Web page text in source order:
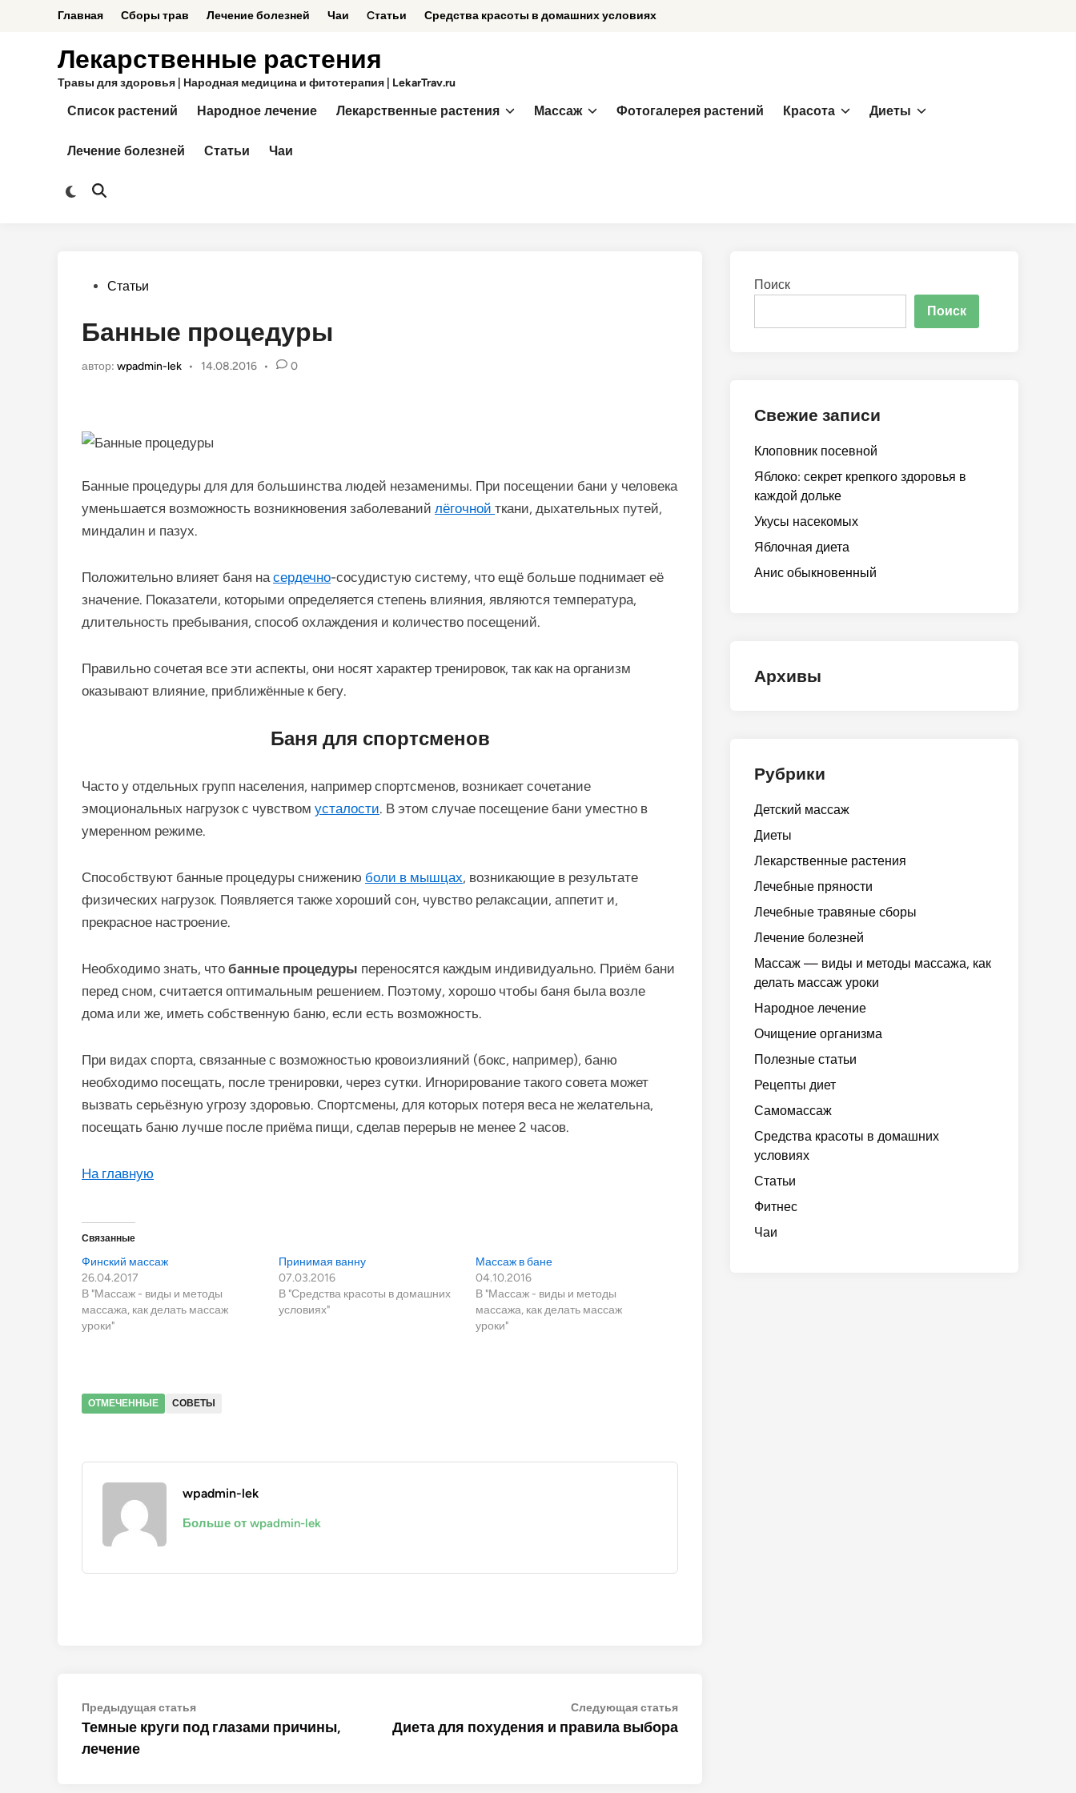
содержимому
Главная Сборы трав Лечение болезней Чаи Cтатьи Средства красоты в домашних условиях
Лекарственные растения
Травы для здоровья | Народная медицина и фитотерапия | LekarTrav.ru
Список растений Народное лечение Лекарственные растения Массаж Фотогалерея растений Красота Диеты
Лечение болезней Статьи Чаи
Переключить
Открыть
Опубликовано
Статьи
Банные процедуры
автор: wpadmin-lek • 14.08.2016 • 0
Банные процедуры для для большинства людей незаменимы. При посещении бани у человека
уменьшается возможность возникновения заболеваний лёгочной ткани, дыхательных путей,
миндалин и пазух.
Положительно влияет баня на сердечно-сосудистую систему, что ещё больше поднимает её
значение. Показатели, которыми определяется степень влияния, являются температура,
длительность пребывания, способ охлаждения и количество посещений.
Правильно сочетая все эти аспекты, они носят характер тренировок, так как на организм
оказывают влияние, приближённые к бегу.
Баня для спортсменов
Часто у отдельных групп населения, например спортсменов, возникает сочетание
эмоциональных нагрузок с чувством усталости. В этом случае посещение бани уместно в
умеренном режиме.
Способствуют банные процедуры снижению боли в мышцах, возникающие в результате
физических нагрузок. Появляется также хороший сон, чувство релаксации, аппетит и,
прекрасное настроение.
Необходимо знать, что банные процедуры переносятся каждым индивидуально. Приём бани
перед сном, считается оптимальным решением. Поэтому, хорошо чтобы баня была возле
дома или же, иметь собственную баню, если есть возможность.
При видах спорта, связанные с возможностью кровоизлияний (бокс, например), баню
необходимо посещать, после тренировки, через сутки. Игнорирование такого совета может
вызвать серьёзную угрозу здоровью. Спортсмены, для которых потеря веса не желательна,
посещать баню лучше после приёма пищи, сделав перерыв не менее 2 часов.
На главную
Связанные
Финский массаж
26.04.2017
В "Массаж - виды и методы
массажа, как делать массаж
уроки"
Принимая ванну
07.03.2016
В "Средства красоты в домашних
условиях"
Массаж в бане
04.10.2016
В "Массаж - виды и методы
массажа, как делать массаж
уроки"
ОТМЕЧЕННЫЕ СОВЕТЫ
wpadmin-lek
Больше от wpadmin-lek
Навигация
по
записям
Предыдущая статьяПредыдущая
статья:
Темные круги под глазами причины,
лечение
Следующая статьяСледующая
Диета для похудения и правила выбора
Поиск
Поиск
Свежие записи
Клоповник посевной
Яблоко: секрет крепкого здоровья в
каждой дольке
Укусы насекомых
Яблочная диета
Анис обыкновенный
Архивы
Рубрики
Детский массаж
Диеты
Лекарственные растения
Лечебные пряности
Лечебные травяные сборы
Лечение болезней
Массаж — виды и методы массажа, как
делать массаж уроки
Народное лечение
Очищение организма
Полезные статьи
Рецепты диет
Самомассаж
Средства красоты в домашних
условиях
Статьи
Фитнес
Чаи